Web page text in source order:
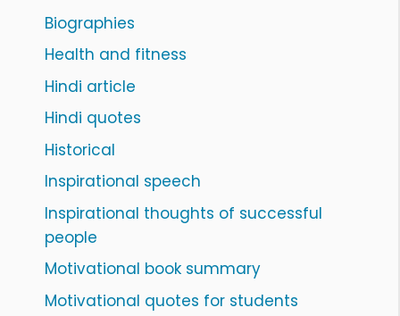
Biographies
Health and fitness
Hindi article
Hindi quotes
Historical
Inspirational speech
Inspirational thoughts of successful
people
Motivational book summary
Motivational quotes for students